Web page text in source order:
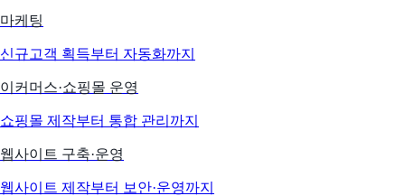
마케팅
신규고객 획득부터 자동화까지
이커머스·쇼핑몰 운영
쇼핑몰 제작부터 통합 관리까지
웹사이트 구축·운영
웹사이트 제작부터 보안·운영까지